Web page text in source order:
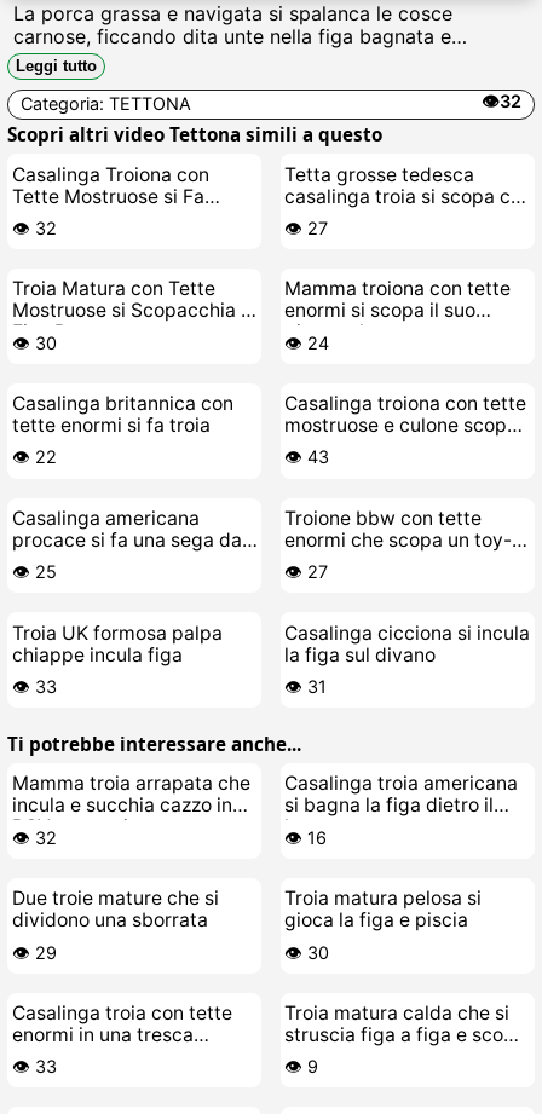
La porca grassa e navigata si spalanca le cosce
carnose, ficcando dita unte nella figa bagnata e
slabbrata, gemendo come una zoccola mentre si
schizzareava il clitoride gonfio, succhiando il suo
stesso misto di piscio e sborra.
Leggi tutto
Categoria: TETTONA 👁️32
Scopri altri video Tettona simili a questo
Casalinga Troiona con
Tette Mostruose si Fa
Scopare a Fondo
👁️ 32
Tetta grosse tedesca
casalinga troia si scopa coi
suoi giocattoli
👁️ 27
Troia Matura con Tette
Mostruose si Scopacchia la
Fica Bagnata
👁️ 30
Mamma troiona con tette
enormi si scopa il suo
giocattolo
👁️ 24
Casalinga britannica con
tette enormi si fa troia
👁️ 22
Casalinga troiona con tette
mostruose e culone scopa
il suo toy-boy
👁️ 43
Casalinga americana
procace si fa una sega da
troia
👁️ 25
Troione bbw con tette
enormi che scopa un toy-
boy
👁️ 27
Troia UK formosa palpa
chiappe incula figa
👁️ 33
Casalinga cicciona si incula
la figa sul divano
👁️ 31
Ti potrebbe interessare anche...
Mamma troia arrapata che
incula e succhia cazzo in
POV a pecorina
👁️ 32
Casalinga troia americana
si bagna la figa dietro il
laptop
👁️ 16
Due troie mature che si
dividono una sborrata
👁️ 29
Troia matura pelosa si
gioca la figa e piscia
👁️ 30
Casalinga troia con tette
enormi in una tresca
bollente
👁️ 33
Troia matura calda che si
struscia figa a figa e scopa
un giovane cazzetto fresco
👁️ 9